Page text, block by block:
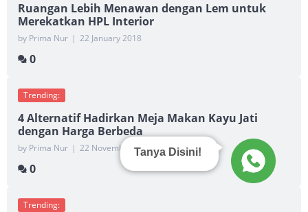
Ruangan Lebih Menawan dengan Lem untuk
Merekatkan HPL Interior
by Prima Nur | 22 January 2018
0
Trending:
4 Alternatif Hadirkan Meja Makan Kayu Jati
dengan Harga Berbeda
by Prima Nur | 22 November 2018
0
Trending:
Tanya Disini!